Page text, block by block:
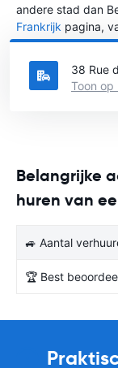
andere stad dan
Frankrijk pagina,
welke stad in
38 Rue
Toon op
Belangrijke
huren van
🚙 Aantal
🏆 Best